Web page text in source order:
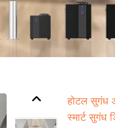
होटल सुगंध
स्मार्ट सुगंध